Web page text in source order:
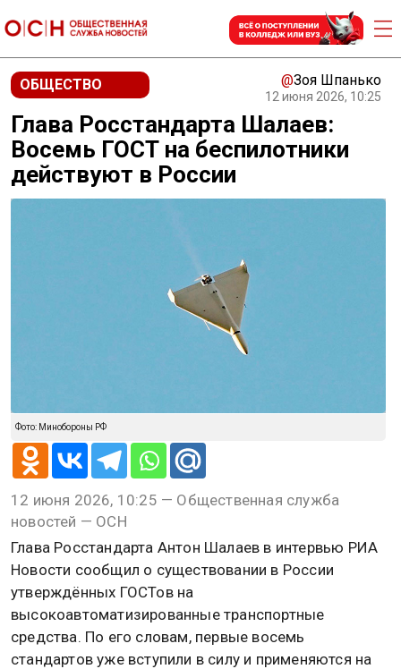
ОБЩЕСТВО @Зоя Шпанько
12 июня 2026, 10:25
Глава Росстандарта Шалаев:
Восемь ГОСТ на беспилотники
действуют в России
Фото: Минобороны РФ
12 июня 2026, 10:25 — Общественная служба
новостей — ОСН
Глава Росстандарта Антон Шалаев в интервью РИА
Новости сообщил о существовании в России
утверждённых ГОСТов на
высокоавтоматизированные транспортные
средства. По его словам, первые восемь
стандартов уже вступили в силу и применяются на